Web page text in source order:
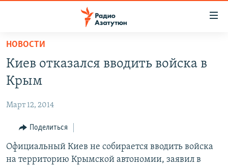
Перейти
основному
содержанию
Перейти
навигации
Перейти
ПОЛИТИКА
ОБЩЕСТВО
ЭКОНОМИКА
РЕГИОН
НАГОРНЫЙ КАРАБАХ
НОВОСТИ
Киев отказался вводить войска в
Крым
Март 12, 2014
Поделиться
Официальный Киев не собирается вводить войска
на территорию Крымской автономии, заявил в